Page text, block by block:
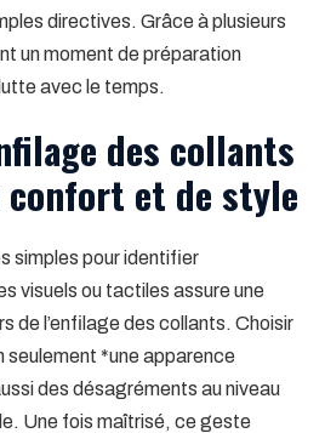
directives. Grâce à plusieurs
un moment de préparation
avec le temps.
des collants
et de style
simples pour identifier
visuels ou tactiles assure une
de l’enfilage des collants. Choisir
seulement *une apparence
des désagréments au niveau
Une fois maîtrisé, ce geste